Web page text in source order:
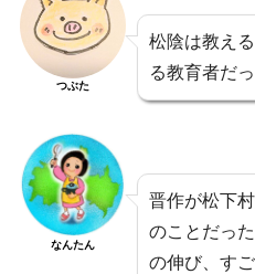
つぶた
松陰は教え
る教育者だ
なんたん
晋作が松下
のことだっ
の伸び、す